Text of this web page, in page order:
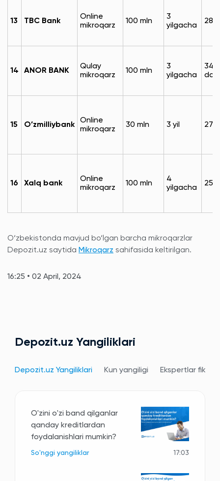
13 TBC Bank
Online
mikroqarz
100 mln
3
yilgacha
14 ANOR BANK
Qulay
mikroqarz
100 mln
3
yilgacha
34%
dan
15 O’zmilliybank
Online
mikroqarz
30 mln 3 yil 27-
16 Xalq bank
Online
mikroqarz
100 mln
4
yilgacha
O‘zbekistonda mavjud bo‘lgan barcha mikroqarzlar
Depozit.uz saytida Mikroqarz sahifasida keltirilgan.
16:25 • 02 April, 2024
Depozit.uz Yangiliklari
Depozit.uz Yangiliklari Kun yangiligi Ekspertlar fikri
O'zini o'zi band qilganlar
qanday kreditlardan
foydalanishlari mumkin?
So'nggi yangiliklar 17:03